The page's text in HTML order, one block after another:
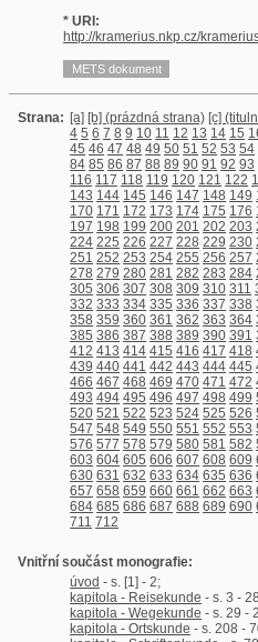
[b] (prázdná strana) [c] (titulní strana)
47 48 49 50 51 52
85 86 87 88 89 90 91
116 117 118 119 120 121 122 123 124
144 145 146 147 148 149 150 151
170 171 172 173 174 175 176 177 178
198 199 200 201 202 203 204 205
225 226 227 228 229 230 231 232
252 253 254 255 256 257 258 259
279 280 281 282 283 284 285 286
306 307 308 309 310 311 312 313
333 334 335 336 337 338 339 340
359 360 361 362 363 364 365 366
386 387 388 389 390 391 392 393
413 414 415 416 417 418 419 420
440 441 442 443 444 445 446 447
467 468 469 470 471 472 473 474
494 495 496 497 498 499 500 501
521 522 523 524 525 526 527 528
548 549 550 551 552 553 554 555
577 578 579 580 581 582 583 584
604 605 606 607 608 609 610 611
631 632 633 634 635 636 637 638
658 659 660 661 662 663 664 665
685 686 687 688 689 690 691 692
712
Vnitřní součást monografie:
- s. [1] - 2;
kapitola - Reisekunde- s. 3 - 28;
kapitola - Wegekunde- s. 29 - 207;
kapitola - Ortskunde- s. 208 - 701;
kapitola - Schriftenkunde
kapitola - Verbesserungen